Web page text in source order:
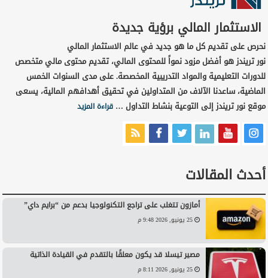
الاستثمار المالي برؤية جديدة
نحرص على تقديم كل ما هو جديد في عالم الاستثمار المالي
نور تريندز هو أفضل مزود نمواً للمحتوى المالي، تقديم محتوى مالي متخصص
للدورات التعليمية والمواد التدريبية المخصصة. على مدى السنوات الخمس
الماضية، ساعدنا الآلاف من المتداولين في تحقيق أهدافهم المالية، يسعى
موقع نور تريندز إلى التوعية بنشاط التداول …قراءة المزيد
أحدث المقالات
أمازون تتغلب على تراجع التكنولوجيا بدعم من “برايم داي”
25 يونيو, 2026 9:48 م
مصير تيسلا قد يكون معلقًا بالتقدم في القيادة الذاتية
25 يونيو, 2026 8:11 م